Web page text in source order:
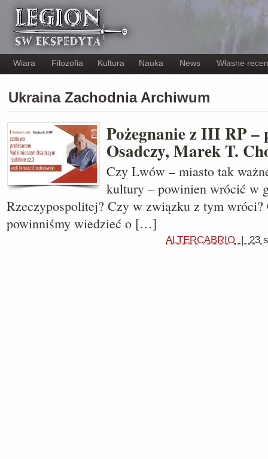
Wiara Filozofia Kultura Nauka News Własne
Ukraina Zachodnia Archiwum
Pożegnanie z III RP –
Osadczy, Marek T.
Czy Lwów – miasto tak
kultury – powinien wrócić w
Rzeczypospolitej? Czy w związku z tym
powinniśmy wiedzieć o […]
ALTERCABRIO | 23